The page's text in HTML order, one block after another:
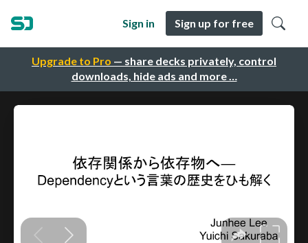
Upgrade to Pro — share decks privately, control
downloads, hide ads and more …
Sign in Sign up for free